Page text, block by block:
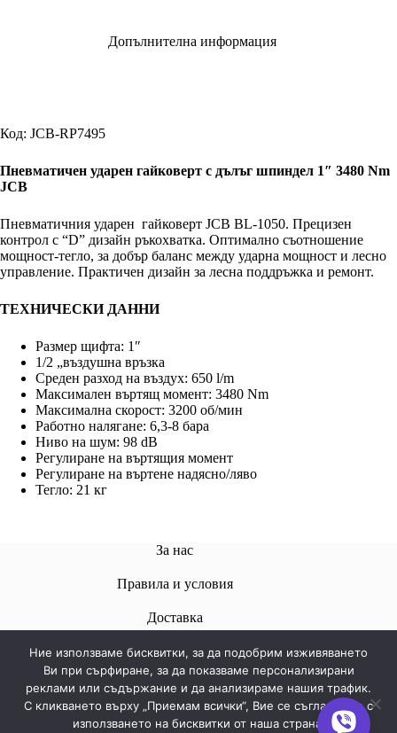
Допълнителна информация
Код: JCB-RP7495
Пневматичен ударен гайковерт с дълъг шпиндел 1″ 3480 Nm
JCB
Пневматичния ударен гайковерт JCB BL-1050. Прецизен
контрол с “D” дизайн ръкохватка. Oптимално съотношение
мощност-тегло, за добър баланс между ударна мощност и лесно
управление. Практичен дизайн за лесна поддръжка и ремонт.
ТЕХНИЧЕСКИ ДАННИ
Размер щифта: 1″
1/2 „въздушна връзка
Среден разход на въздух: 650 l/m
Максимален въртящ момент: 3480 Nm
Максимална скорост: 3200 об/мин
Работно налягане: 6,3-8 бара
Ниво на шум: 98 dB
Регулиране на въртящия момент
Регулиране на въртене надясно/ляво
Тегло: 21 кг
За нас
Правила и условия
Доставкa
Свържете се с нас
Ние използваме бисквитки, за да подобрим изживяването
Ви при сърфиране, за да показваме персонализирани
реклами или съдържание и да анализираме нашия трафик.
С кликването върху „Приемам всички“, Вие се съгласявате с
използването на бисквитки от наша страна.